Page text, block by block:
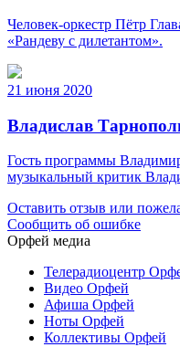
Человек-оркестр Пётр
«Рандеву с дилетантом».
21 июня 2020
Владислав
Гость программы
музыкальный критик
Оставить отзыв или
Сообщить об ошибке
Орфей медиа
Телерадиоцентр
Видео Орфей
Афиша Орфей
Ноты Орфей
Коллективы Орфей